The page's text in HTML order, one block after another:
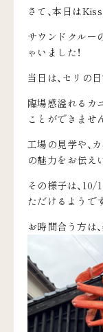
さて、本日は
サウンドクルー
ゃいました！
当日は、セリの
臨場感溢れるカ
ことができませ
工場の見学や、
の魅力をお伝え
その様子は、10/
ただけるようで
お時間合う方は